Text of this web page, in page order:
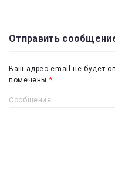
Отправить
Ваш адрес email не будет
помечены *
Сообщение